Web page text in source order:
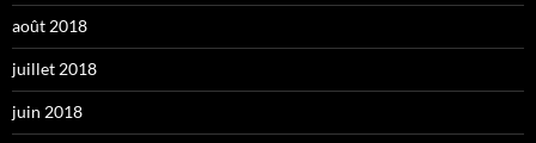
août 2018
juillet 2018
juin 2018